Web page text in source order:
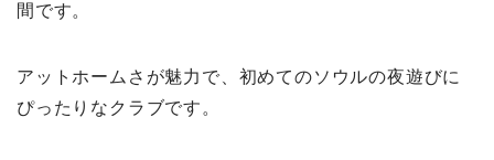
間です。
アットホームさが魅力で、初めてのソウルの夜遊びに
ぴったりなクラブです。